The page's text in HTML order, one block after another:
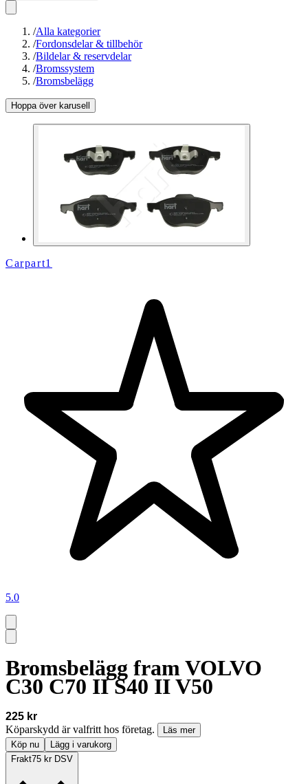
/Alla kategorier
/Fordonsdelar & tillbehör
/Bildelar & reservdelar
/Bromssystem
/Bromsbelägg
Hoppa över karusell
Carpart1
5.0
Bromsbelägg fram VOLVO
C30 C70 II S40 II V50
225 kr
Köparskydd är valfritt hos företag.
Läs mer
Köp nu
Lägg i varukorg
Frakt75 kr DSV